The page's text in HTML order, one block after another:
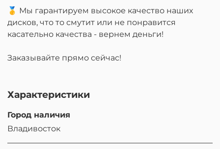
🥇 Мы гарантируем высокое качество наших
дисков, что то смутит или не понравится
касательно качества - вернем деньги!
Заказывайте прямо сейчас!
Характеристики
Город наличия
Владивосток